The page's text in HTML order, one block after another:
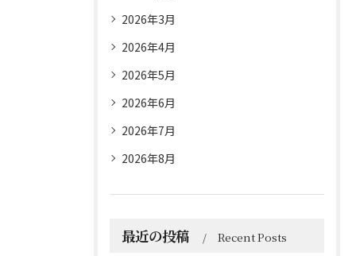
2026年3月
2026年4月
2026年5月
2026年6月
2026年7月
2026年8月
最近の投稿 Recent Posts